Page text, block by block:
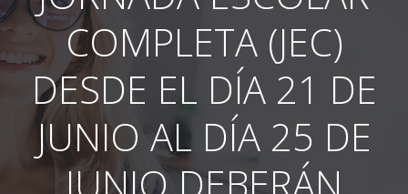
COMPLETA (JEC)
DESDE EL DÍA 21 DE
JUNIO AL DÍA 25 DE